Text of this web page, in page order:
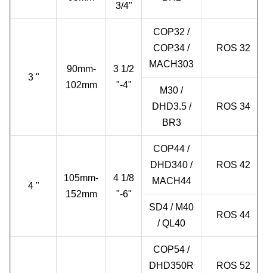
3/4"
3 "
90mm-
102mm
3 1/2
"-4"
COP32 /
COP34 /
MACH303
ROS 32
M30 /
DHD3.5 /
BR3
ROS 34
4 "
105mm-
152mm
4 1/8
"-6"
COP44 /
DHD340 /
MACH44
ROS 42
SD4 / M40
/ QL40
ROS 44
COP54 /
DHD350R
ROS 52